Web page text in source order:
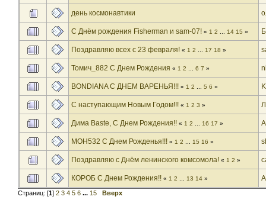
день космонавтики
С Днём рождения Fisherman и sam-07! « 1 2 ... 14 15 »
Поздравляю всех с 23 февраля! « 1 2 ... 17 18 »
Томич_882 C Днем Рождения « 1 2 ... 6 7 »
BONDIANA С ДНЕМ ВАРЕНЬЯ!!! « 1 2 ... 5 6 »
С наступающим Новым Годом!!! « 1 2 3 »
Дима Baste, C Днем Рождения!! « 1 2 ... 16 17 »
MOH532 С Днем Рожденья!!! « 1 2 ... 15 16 »
Поздравляю с Днём ленинского комсомола! « 1 2 »
КОРОБ С Днем Рождения!! « 1 2 ... 13 14 »
Страниц: [1] 2 3 4 5 6 ... 15 Вверх